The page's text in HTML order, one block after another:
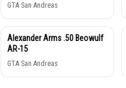
GTA San Andreas
Alexander Arms .50 Beowulf
AR-15
GTA San Andreas